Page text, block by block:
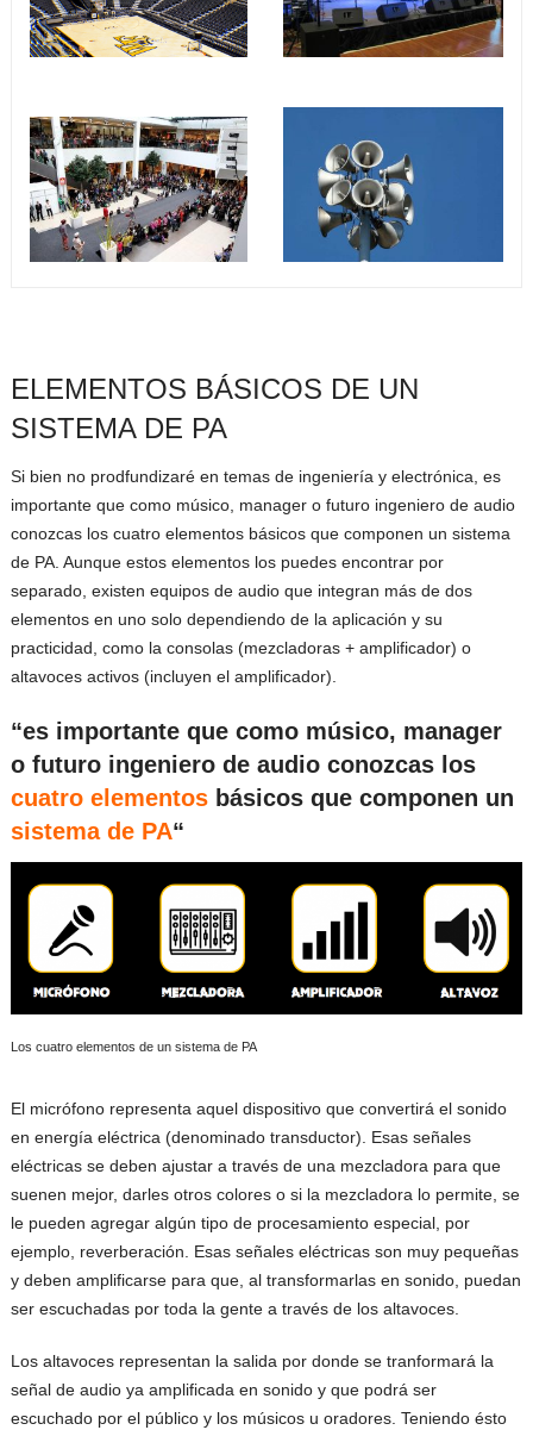
ELEMENTOS BÁSICOS DE UN
SISTEMA DE PA
Si bien no prodfundizaré en temas de ingeniería y electrónica, es
importante que como músico, manager o futuro ingeniero de audio
conozcas los cuatro elementos básicos que componen un sistema
de PA. Aunque estos elementos los puedes encontrar por
separado, existen equipos de audio que integran más de dos
elementos en uno solo dependiendo de la aplicación y su
practicidad, como la consolas (mezcladoras + amplificador) o
altavoces activos (incluyen el amplificador).
“es importante que como músico, manager
o futuro ingeniero de audio conozcas los
cuatro elementosbásicos que componen un
sistema de PA“
Los cuatro elementos de un sistema de PA
El micrófono representa aquel dispositivo que convertirá el sonido
en energía eléctrica (denominado transductor). Esas señales
eléctricas se deben ajustar a través de una mezcladora para que
suenen mejor, darles otros colores o si la mezcladora lo permite, se
le pueden agregar algún tipo de procesamiento especial, por
ejemplo, reverberación. Esas señales eléctricas son muy pequeñas
y deben amplificarse para que, al transformarlas en sonido, puedan
ser escuchadas por toda la gente a través de los altavoces.
Los altavoces representan la salida por donde se tranformará la
señal de audio ya amplificada en sonido y que podrá ser
escuchado por el público y los músicos u oradores. Teniendo ésto